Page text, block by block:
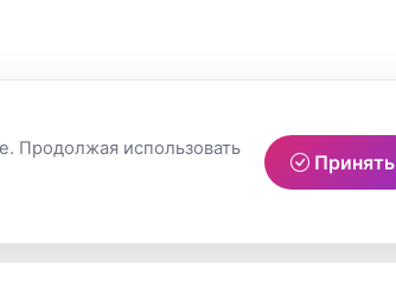
Продолжая использовать
Принять